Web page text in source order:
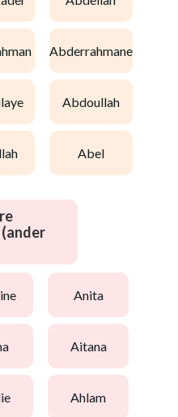
abderrahmane
abdoullah
abel
anita
aitana
ahlam